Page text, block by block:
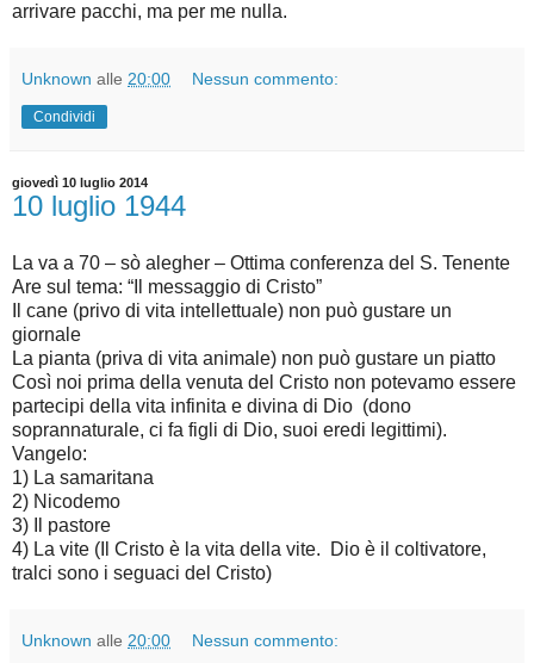
arrivare pacchi, ma per me nulla.
Unknown alle 20:00 Nessun commento:
Condividi
giovedì 10 luglio 2014
10 luglio 1944
La va a 70 – sò alegher – Ottima conferenza del S. Tenente
Are sul tema: “Il messaggio di Cristo”
Il cane (privo di vita intellettuale) non può gustare un
giornale
La pianta (priva di vita animale) non può gustare un piatto
Così noi prima della venuta del Cristo non potevamo essere
partecipi della vita infinita e divina di Dio (dono
soprannaturale, ci fa figli di Dio, suoi eredi legittimi).
Vangelo:
1) La samaritana
2) Nicodemo
3) Il pastore
4) La vite (Il Cristo è la vita della vite. Dio è il coltivatore,
tralci sono i seguaci del Cristo)
Unknown alle 20:00 Nessun commento: